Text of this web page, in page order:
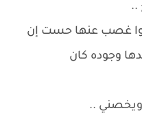
..
غصب عنها حست إن
وجوده كان
ويخصني ..